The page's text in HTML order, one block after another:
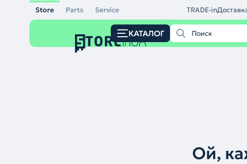
Store Parts Service TRADE-in
КАТАЛОГ
Ой,